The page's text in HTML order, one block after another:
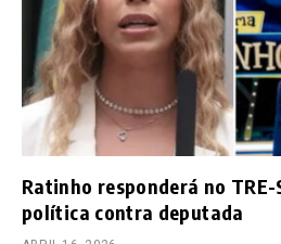
Ratinho responderá no
política contra deputada